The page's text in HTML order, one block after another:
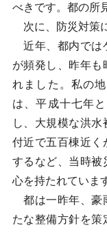
べきです。都の所
次に、防災対策
近年、都内では
が頻発し、昨年も
れました。私の
は、平成十七年
し、大規模な洪
付近で五百棟近く
するなど、当時被
心を持たれていま
都は一昨年、豪
たな整備方針を策